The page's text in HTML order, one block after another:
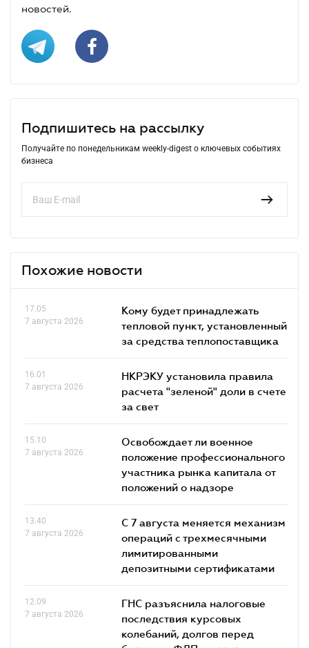
новостей.
Подпишитесь на рассылку
Получайте по понедельникам weekly-digest о ключевых событиях
бизнеса
Похожие новости
17.05
7 августа 2026
Кому будет принадлежать
тепловой пункт, установленный
за средства теплопоставщика
16.01
7 августа 2026
НКРЭКУ установила правила
расчета "зеленой" доли в счете
за свет
15.10
7 августа 2026
Освобождает ли военное
положение профессионального
участника рынка капитала от
положений о надзоре
13.40
7 августа 2026
С 7 августа меняется механизм
операций с трехмесячными
лимитированными
депозитными сертификатами
12.09
7 августа 2026
ГНС разъяснила налоговые
последствия курсовых
колебаний, долгов перед